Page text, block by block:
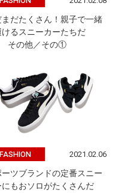
まだたくさん！親子で一緒
けるスニーカーたちだ
その他／その①
FASHION 2021.02.06
ーツブランドの定番スニー
にもおソロがたくさんだ